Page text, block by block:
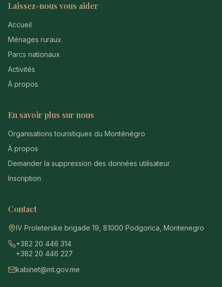
Laissez-nous vous aider
Accueil
Ménages ruraux
Parcs nationaux
Activités
À propos
En savoir plus sur nous
Organisations touristiques du Monténégro
À propos
Demander la suppression des données utilisateur
Inscription
Contact
IV Proleterske brigade 19, 81000 Podgorica, Montenegro
+382 20 446 314
+382 20 446 227
kabinet@mt.gov.me